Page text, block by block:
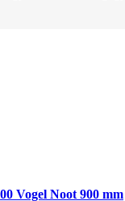
Vogel Noot 900 mm